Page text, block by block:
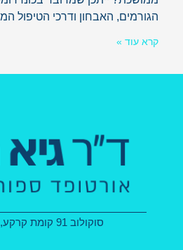
הגורמים, האבחון ודרכי הטיפול
קרא עוד »
סוקולוב 91 קומת קרקע, רמת השרון